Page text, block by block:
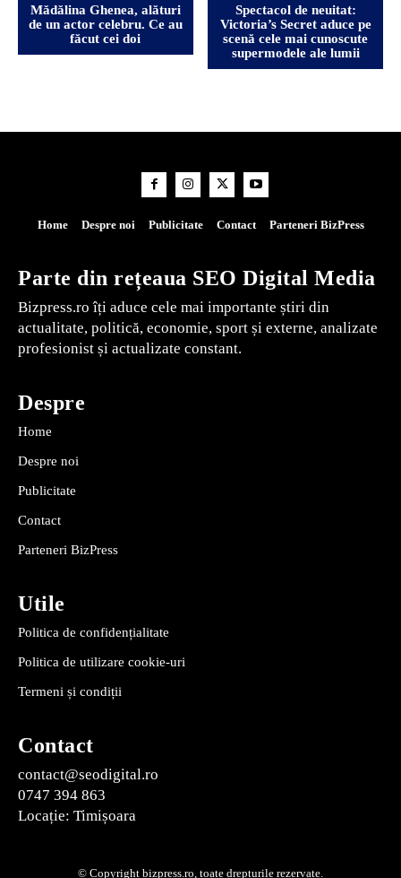
Mădălina Ghenea, alături
de un actor celebru. Ce au
făcut cei doi
Spectacol de neuitat:
Victoria’s Secret aduce pe
scenă cele mai cunoscute
supermodele ale lumii
Home Despre noi Publicitate Contact Parteneri BizPress
Parte din rețeaua SEO Digital Media
Bizpress.ro îți aduce cele mai importante știri din
actualitate, politică, economie, sport și externe, analizate
profesionist și actualizate constant.
Despre
Home
Despre noi
Publicitate
Contact
Parteneri BizPress
Utile
Politica de confidențialitate
Politica de utilizare cookie-uri
Termeni și condiții
Contact
contact@seodigital.ro
0747 394 863
Locație: Timișoara
© Copyright bizpress.ro, toate drepturile rezervate.